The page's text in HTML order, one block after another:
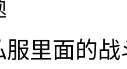
里面的